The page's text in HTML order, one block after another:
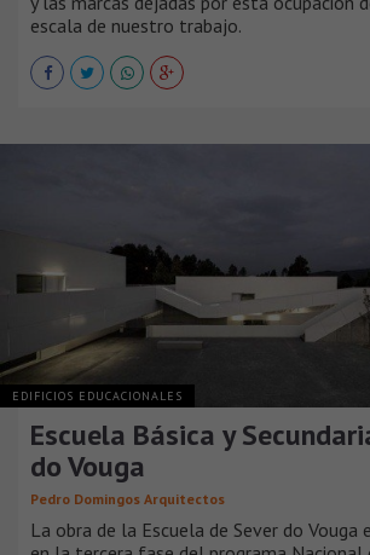
escala de nuestro trabajo.
EDIFICIOS EDUCACIONALES
Escuela Básica y
do Vouga
Pedro Domingos Arquitectos
La obra de la Escuela de Sever do Vouga